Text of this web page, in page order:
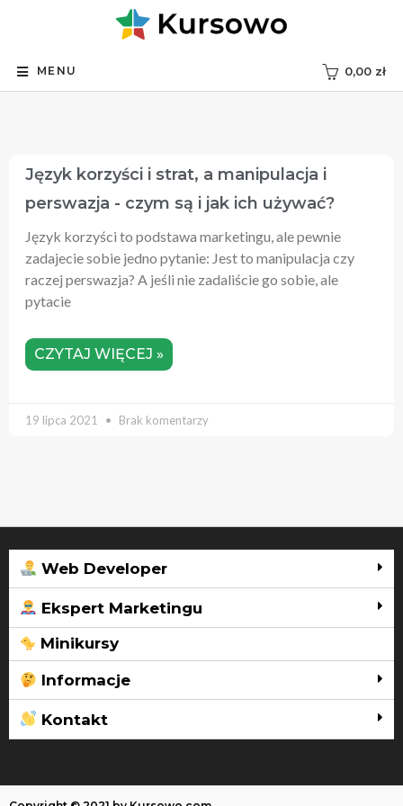
MENU 0,00 zł
Język‌ ‌korzyści‌ i strat, a manipulacja i
perswazja ‌-‌ ‌czym są i jak ich używać?‌ ‌
Język korzyści to podstawa marketingu, ale pewnie
zadajecie sobie jedno pytanie: Jest to manipulacja czy
raczej perswazja? A jeśli nie zadaliście go sobie, ale
pytacie
CZYTAJ WIĘCEJ »
19 lipca 2021 Brak komentarzy
Web Developer
Ekspert Marketingu
Minikursy
Informacje
Kontakt